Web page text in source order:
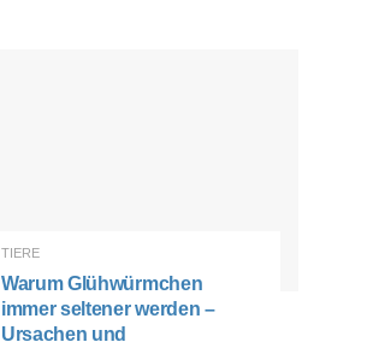
TIERE
Warum Glühwürmchen
immer seltener werden –
Ursachen und